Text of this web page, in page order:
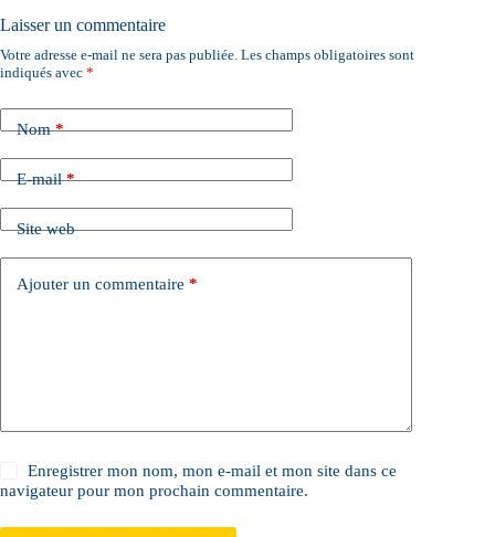
Laisser un commentaire
Votre adresse e-mail ne sera pas publiée. Les champs obligatoires sont
indiqués avec *
Nom*
E-mail*
Site web
Ajouter un commentaire *
Enregistrer mon nom, mon e-mail et mon site dans ce
navigateur pour mon prochain commentaire.
A
l
r
n
v
e